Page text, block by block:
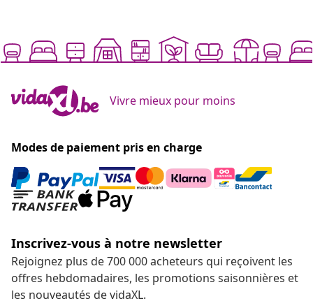
Vivre mieux pour moins
Modes de paiement pris en charge
Inscrivez-vous à notre newsletter
Rejoignez plus de 700 000 acheteurs qui reçoivent les
offres hebdomadaires, les promotions saisonnières et
les nouveautés de vidaXL.